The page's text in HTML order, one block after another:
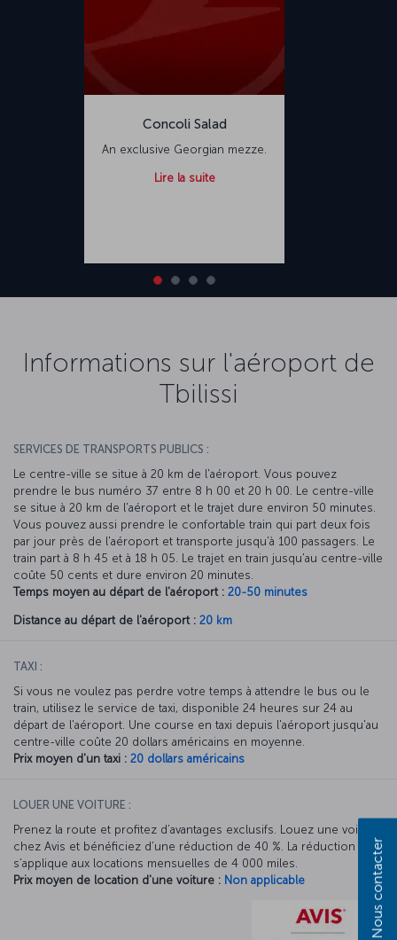
Concoli Salad
An exclusive Georgian mezze.
Lire la suite
Informations sur l'aéroport de
Tbilissi
SERVICES DE TRANSPORTS PUBLICS :
Le centre-ville se situe à 20 km de l'aéroport. Vous pouvez
prendre le bus numéro 37 entre 8 h 00 et 20 h 00. Le centre-ville
se situe à 20 km de l'aéroport et le trajet dure environ 50 minutes.
Vous pouvez aussi prendre le confortable train qui part deux fois
par jour près de l'aéroport et transporte jusqu'à 100 passagers. Le
train part à 8 h 45 et à 18 h 05. Le trajet en train jusqu'au centre-ville
coûte 50 cents et dure environ 20 minutes.
Temps moyen au départ de l'aéroport : 20-50 minutes
Distance au départ de l'aéroport : 20 km
TAXI :
Si vous ne voulez pas perdre votre temps à attendre le bus ou le
train, utilisez le service de taxi, disponible 24 heures sur 24 au
départ de l'aéroport. Une course en taxi depuis l'aéroport jusqu'au
centre-ville coûte 20 dollars américains en moyenne.
Prix moyen d'un taxi : 20 dollars américains
LOUER UNE VOITURE :
Prenez la route et profitez d’avantages exclusifs. Louez une voiture
chez Avis et bénéficiez d’une réduction de 40 %. La réduction Avis
s’applique aux locations mensuelles de 4 000 miles.
Prix moyen de location d'une voiture : Non applicable Nous contacter